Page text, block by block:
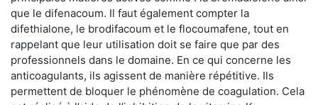
que le difenacoum. Il faut également compter la
difethialone, le brodifacoum et le flocoumafene, tout en
rappelant que leur utilisation doit se faire que par des
professionnels dans le domaine. En ce qui concerne les
anticoagulants, ils agissent de manière répétitive. Ils
permettent de bloquer le phénomène de coagulation. Cela